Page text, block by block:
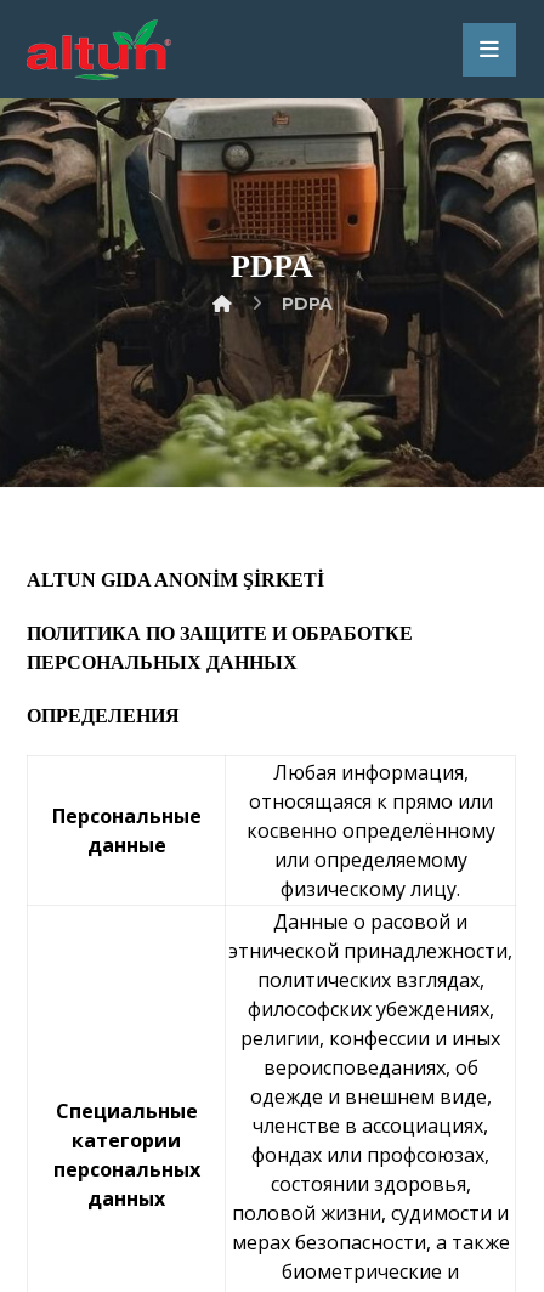
PDPA
PDPA
ALTUN GIDA ANONİM ŞİRKETİ
ПОЛИТИКА ПО ЗАЩИТЕ И ОБРАБОТКЕ
ПЕРСОНАЛЬНЫХ ДАННЫХ
ОПРЕДЕЛЕНИЯ
Персональные
данные
Любая информация,
относящаяся к прямо или
косвенно определённому
или определяемому
физическому лицу.
Специальные
категории
персональных
данных
Данные о расовой и
этнической принадлежности,
политических взглядах,
философских убеждениях,
религии, конфессии и иных
вероисповеданиях, об
одежде и внешнем виде,
членстве в ассоциациях,
фондах или профсоюзах,
состоянии здоровья,
половой жизни, судимости и
мерах безопасности, а также
биометрические и